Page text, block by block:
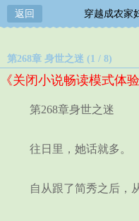
返回 穿越成农家
第268章 身世之迷 (1 / 8)
《关闭小说畅读模式体验
第268章身世之迷
往日里，她话就多。
自从跟了简秀之后，从